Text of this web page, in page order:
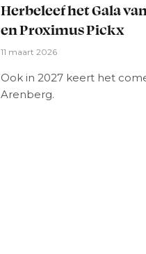
Herbeleef het Gala
en Proximus Pickx
11 maart 2026
Ook in 2027 keert het
Arenberg.